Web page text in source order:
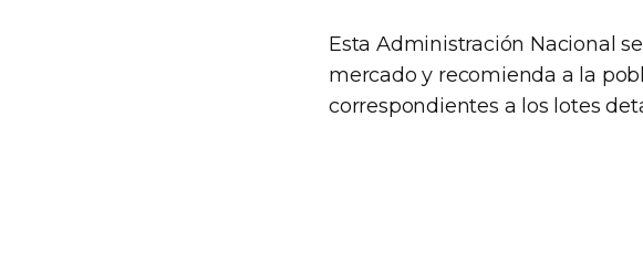
Esta Administración Nacional
mercado y recomienda a la
correspondientes a los lotes